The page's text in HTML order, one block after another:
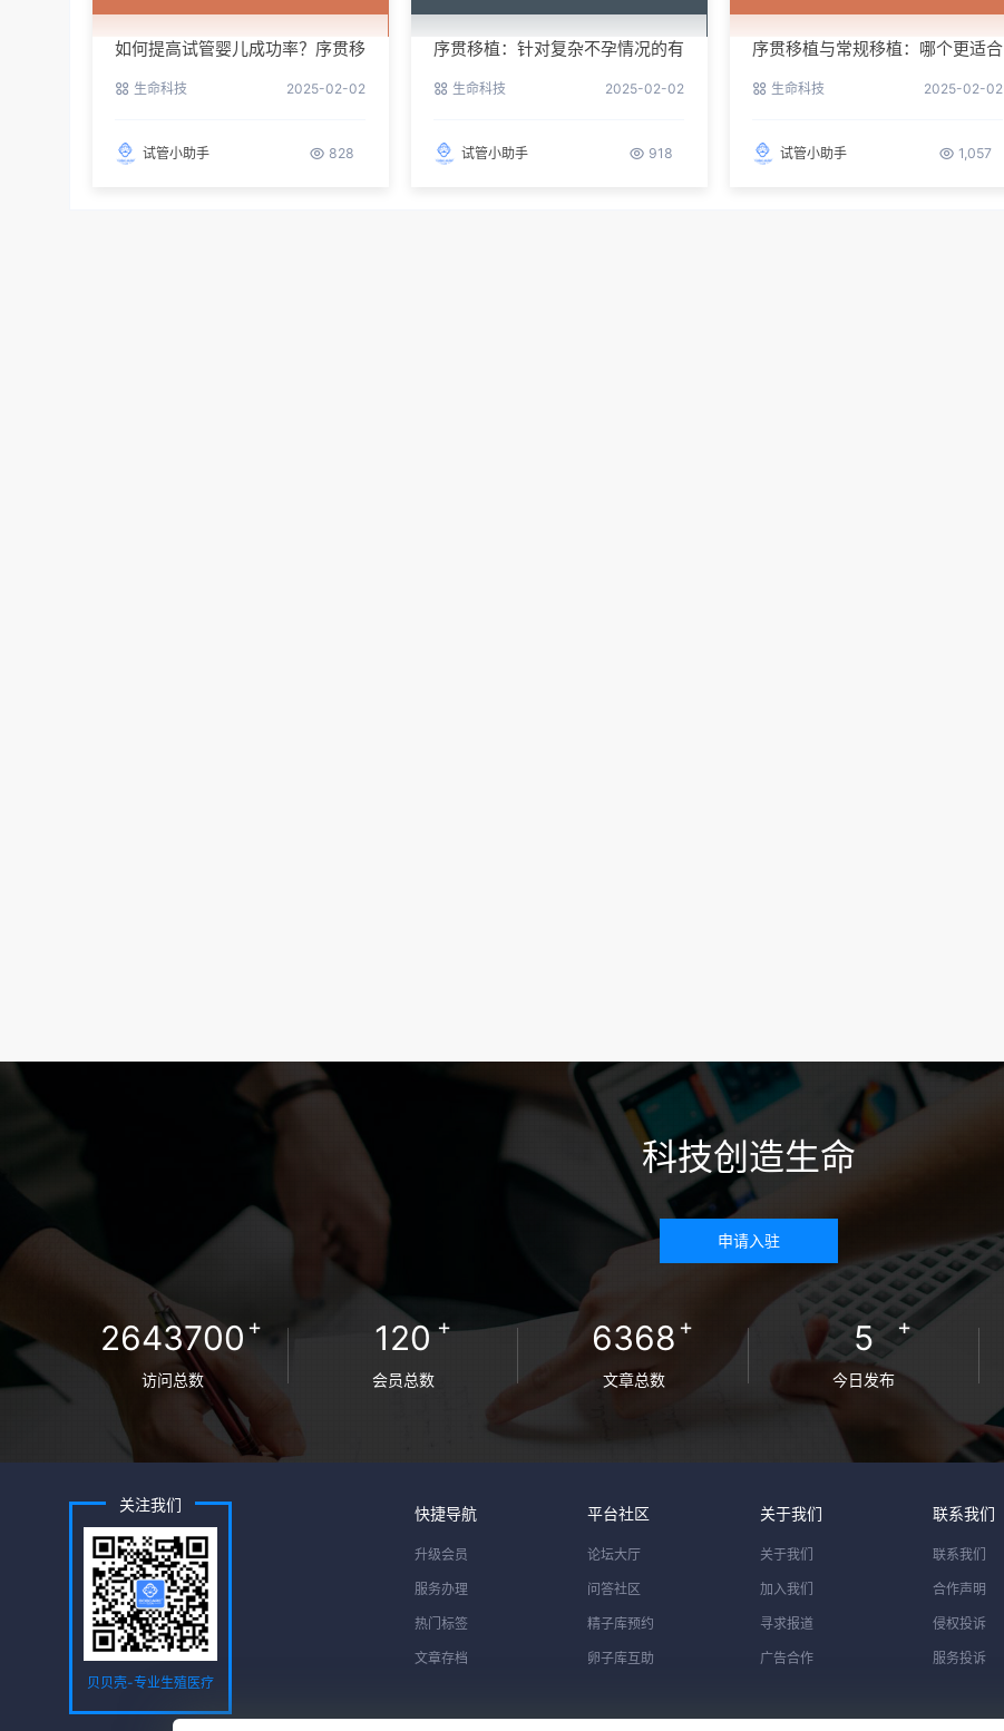
如何提高试管婴儿成功率？序贯移
生命科技 2025-02-02
试管小助手 828
序贯移植：针对复杂不孕情况的有
生命科技 2025-02-02
试管小助手 918
序贯移植与常规移植：哪个更适合
生命科技 2025-02-02
试管小助手 1,057
科技创造生命
申请入驻
2643700 +
访问总数
120+
会员总数
6368 +
文章总数
5 +
今日发布
关注我们
贝贝壳-专业生殖医疗
服务
快捷导航
升级会员
服务办理
热门标签
文章存档
平台社区
论坛大厅
问答社区
精子库预约
卵子库互助
关于我们
关于我们
加入我们
寻求报道
广告合作
联系我们
联系我们
合作声明
侵权投诉
服务投诉